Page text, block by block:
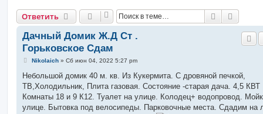
Ответить Поиск
Дачный Домик Ж.Д Ст .
Горьковское Сдам
С
о
щ
е
и
Nikolaich» Сб июн 04, 2022 5:27 pm
Небольшой домик 40 м. кв. Из Кукермита. С дровяной печкой,
ТВ,Холодильник, Плита газовая. Состояние -старая дача. 4,5 КВТ
Комнаты 18 и 9 К12. Туалет на улице. Колодец+ водопровод.
улице. Бытовка под велосипеды. Парковочные места. Сдадим на